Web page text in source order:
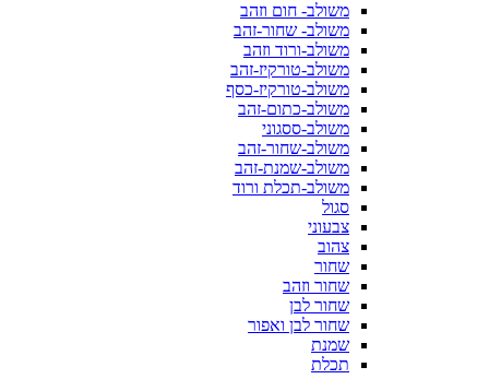
משולב- חום וזהב
משולב- שחור-זהב
משולב-ורוד וזהב
משולב-טורקיז-זהב
משולב-טורקיז-כסף
משולב-כתום-זהב
משולב-ססגוני
משולב-שחור-זהב
משולב-שמנת-זהב
משולב-תכלת ורוד
סגול
צבעוני
צהוב
שחור
שחור וזהב
שחור לבן
שחור לבן ואפור
שמנת
תכלת